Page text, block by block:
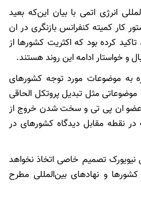
انرژی اتمی با بیان این‌که بعید
کار کمیته کنفرانس بازنگری در ان
گیرد، تاکید کرده بود که اکثریت کشورها از
و خواستار ادامه این روند هستند.
به موضوعات مورد توجه کشورهای
موضوعاتی مثل تبدیل پروتکل الحاقی
عضو ان پی تی و سخت شدن خروج از
نقطه مقابل دیدگاه کشورهای در
نیویورک تصمیم خاصی اتخاذ نخواهد
و نهاد‌های بین‌المللی مطرح